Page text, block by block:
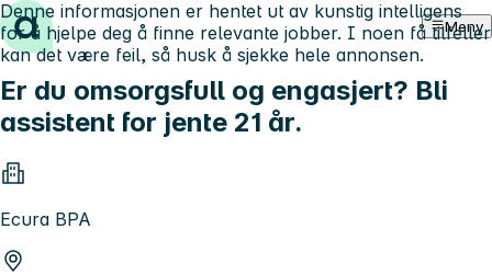
Hopp til innhold Meny
Er du omsorgsfull og engasjert? Bli
assistent for jente 21 år.
Ecura BPA
Denne informasjonen er hentet ut av kunstig intelligens
for å hjelpe deg å finne relevante jobber. I noen få tilfeller
kan det være feil, så husk å sjekke hele annonsen.